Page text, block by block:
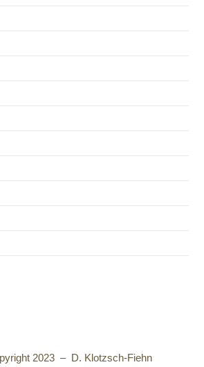
2023 – D. Klotzsch-Fiehn